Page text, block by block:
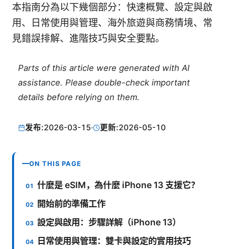
本指南分為以下幾個部分：快速概覽、設定與啟
用、日常使用與管理、海外旅遊與商務情境、常
見錯誤排解、進階技巧與安全要點。
Parts of this article were generated with AI
assistance. Please double-check important
details before relying on them.
发布:2026-03-15· 更新:2026-05-10
ON THIS PAGE
什麼是 eSIM，為什麼 iPhone 13 支援它？
開始前的準備工作
設定與啟用：步驟詳解（iPhone 13）
日常使用與管理：雙卡與設定的實用技巧